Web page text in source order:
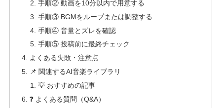
手順② 動画を10分以内で用意する
手順③ BGMをループまたは調整する
手順④ 音量とズレを確認
手順⑤ 投稿前に最終チェック
よくある失敗・注意点
📌 関連するAI音楽ライブラリ
💡 おすすめの記事
❓ よくある質問（Q&A）